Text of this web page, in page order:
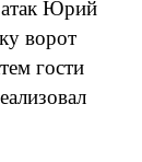
атак Юрий
ворот
гости